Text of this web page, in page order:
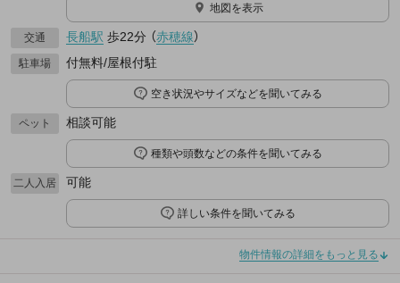
地図を表示
交通 長船駅 歩22分 （赤穂線）
駐車場 付無料/屋根付駐
空き状況やサイズなどを聞いてみる
ペット 相談可能
種類や頭数などの条件を聞いてみる
二人入居 可能
詳しい条件を聞いてみる
物件情報の詳細をもっと見る